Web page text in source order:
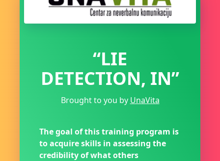
“LIE
DETECTION, IN”
Brought to you by UnaVita
The goal of this training program is
to acquire skills in assessing the
credibility of what others